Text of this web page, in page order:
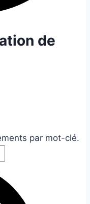
de
par mot-clé.